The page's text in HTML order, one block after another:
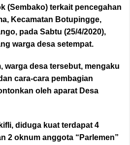
(Sembako) terkait pencegahan
Kecamatan Botupingge,
pada Sabtu (25/4/2020),
warga desa setempat.
warga desa tersebut, mengaku
cara-cara pembagian
oleh aparat Desa
diduga kuat terdapat 4
2 oknum anggota “Parlemen”